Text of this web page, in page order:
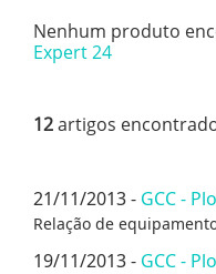
Nenhum produto
Expert 24
12artigos
21/11/2013 - GCC -
Relação de
19/11/2013 - GCC -